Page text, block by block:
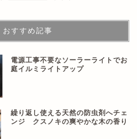
おすすめ記事
電源工事不要なソーラーライトでお
庭イルミライトアップ
繰り返し使える天然の防虫剤へチェ
ンジ クスノキの爽やかな木の香り